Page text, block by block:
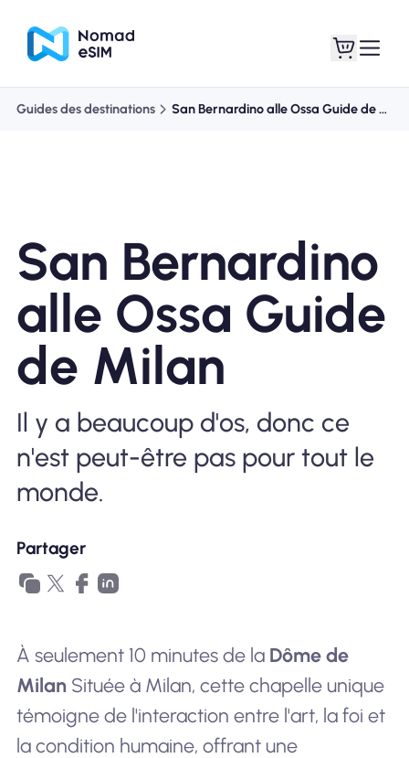
Forfaits
À propos de l'eSIM
Pourquoi Nomad eSIM
Guides des destinations San Bernardino alle Ossa Guide de Milan
San Bernardino
alle Ossa Guide
de Milan
Il y a beaucoup d'os, donc ce
n'est peut-être pas pour tout le
monde.
Partager
À seulement 10 minutes de la Dôme de
Milan Située à Milan, cette chapelle unique
témoigne de l'interaction entre l'art, la foi et
la condition humaine, offrant une